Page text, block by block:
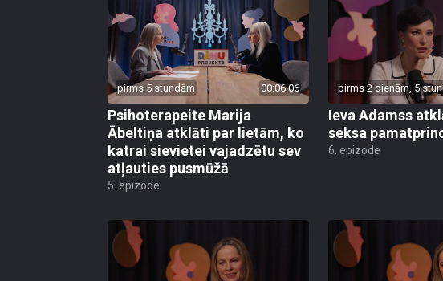
pirms 5 stundām 00:06:06
Psihoterapeite Marija
Ābeltiņa atklāti par lietām, ko
katrai sievietei vajadzētu sev
atļauties pusmūžā
5. epizode
pirms 2 dienām, 5
Ieva Adamss
seksa
6. epizode